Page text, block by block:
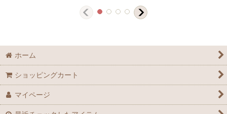
ホーム
ショッピングカート
マイページ